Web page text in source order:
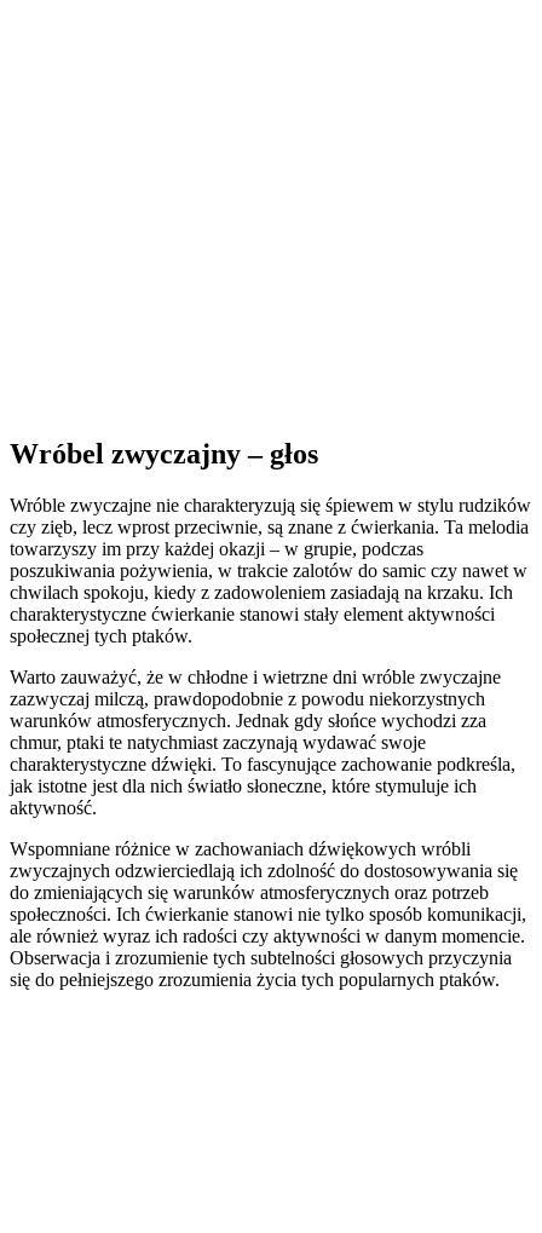
Wróbel zwyczajny – głos
Wróble zwyczajne nie charakteryzują się śpiewem w stylu rudzików
czy zięb, lecz wprost przeciwnie, są znane z ćwierkania. Ta melodia
towarzyszy im przy każdej okazji – w grupie, podczas
poszukiwania pożywienia, w trakcie zalotów do samic czy nawet w
chwilach spokoju, kiedy z zadowoleniem zasiadają na krzaku. Ich
charakterystyczne ćwierkanie stanowi stały element aktywności
społecznej tych ptaków.
Warto zauważyć, że w chłodne i wietrzne dni wróble zwyczajne
zazwyczaj milczą, prawdopodobnie z powodu niekorzystnych
warunków atmosferycznych. Jednak gdy słońce wychodzi zza
chmur, ptaki te natychmiast zaczynają wydawać swoje
charakterystyczne dźwięki. To fascynujące zachowanie podkreśla,
jak istotne jest dla nich światło słoneczne, które stymuluje ich
aktywność.
Wspomniane różnice w zachowaniach dźwiękowych wróbli
zwyczajnych odzwierciedlają ich zdolność do dostosowywania się
do zmieniających się warunków atmosferycznych oraz potrzeb
społeczności. Ich ćwierkanie stanowi nie tylko sposób komunikacji,
ale również wyraz ich radości czy aktywności w danym momencie.
Obserwacja i zrozumienie tych subtelności głosowych przyczynia
się do pełniejszego zrozumienia życia tych popularnych ptaków.